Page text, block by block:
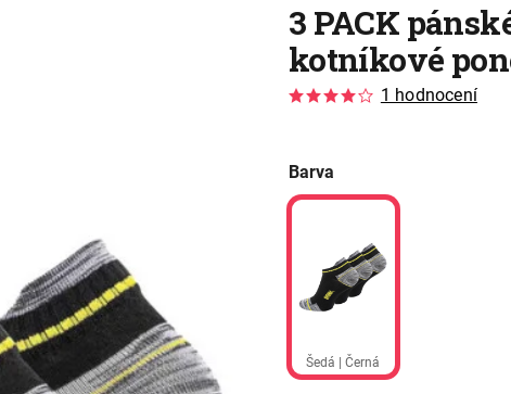
3 PACK
kotníkové
1 hodnocení
Barva
Šedá | Černá